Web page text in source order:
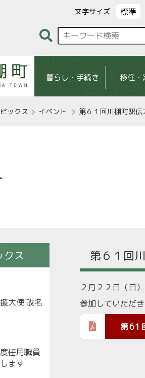
文字サイズ 標準
暮らし・手続き 移住・
ックス イベント 第６１回川棚町駅
第６１回
２月２２日（日
参加していただ
第61
クス
大使 改名
任用職員
ます